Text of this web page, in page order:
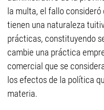
la multa, el fallo
tienen una naturaleza
prácticas, constituyendo
cambie una práctica
comercial que se
los efectos de la política
materia.